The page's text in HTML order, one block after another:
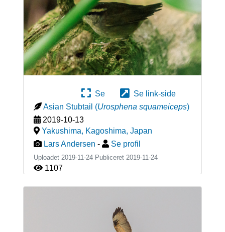
Se
Se link-side
Asian Stubtail (Urosphena squameiceps)
2019-10-13
Yakushima, Kagoshima, Japan
Lars Andersen - Se profil
Uploadet 2019-11-24 Publiceret 2019-11-24
1107